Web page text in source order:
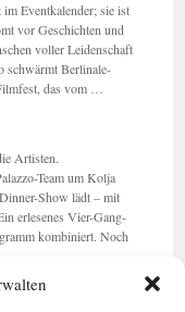
Eventkalender; sie ist
vor Geschichten und
voller Leidenschaft
schwärmt Berlinale-
das vom …
Artisten.
Team um Kolja
Show lädt – mit
erlesenes Vier-Gang-
kombiniert. Noch